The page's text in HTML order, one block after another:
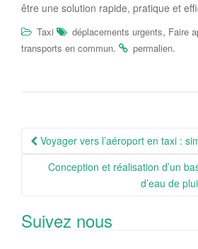
être une solution rapide, pratique et
Taxi déplacements urgents, Faire
transports en commun. permalien.
Navigation
Article
Voyager vers l’aéroport en taxi :
Conception et réalisation d’un
d’eau de
Suivez nous